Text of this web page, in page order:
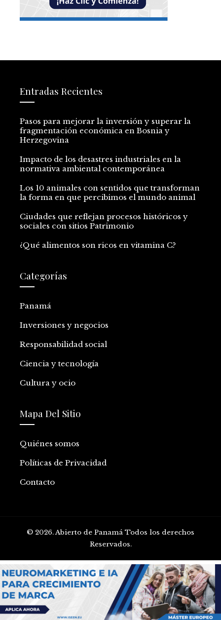
Entradas Recientes
Pasos para mejorar la inversión y superar la
fragmentación económica en Bosnia y
Herzegovina
Impacto de los desastres industriales en la
normativa ambiental contemporánea
Los 10 animales con sentidos que transforman
la forma en que percibimos el mundo animal
Ciudades que reflejan procesos históricos y
sociales con sitios Patrimonio
¿Qué alimentos son ricos en vitamina C?
Categorías
Panamá
Inversiones y negocios
Responsabilidad social
Ciencia y tecnología
Cultura y ocio
Mapa Del Sitio
Quiénes somos
Políticas de Privacidad
Contacto
© 2026. Abierto de Panamá Todos los derechos
Reservados.